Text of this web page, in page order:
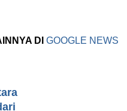
DI GOOGLE NEWS